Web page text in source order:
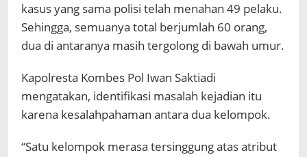
kasus yang sama polisi telah menahan 49 pelaku.
Sehingga, semuanya total berjumlah 60 orang,
dua di antaranya masih tergolong di bawah umur.
Kapolresta Kombes Pol Iwan Saktiadi
mengatakan, identifikasi masalah kejadian itu
karena kesalahpahaman antara dua kelompok.
“Satu kelompok merasa tersinggung atas atribut